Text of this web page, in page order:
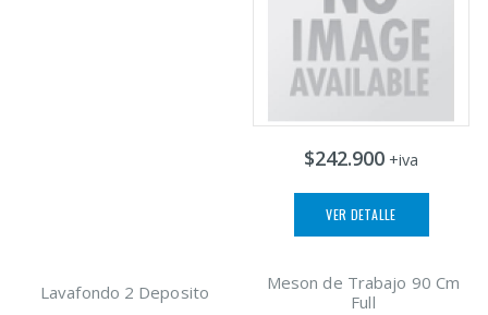
$242.900 +iva
VER DETALLE
Lavafondo 2 Deposito
Meson de Trabajo 90 Cm
Full